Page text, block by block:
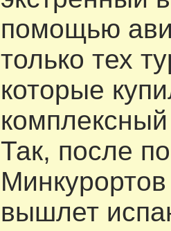
помощью
только тех
которые
комплексный
Так, после
вышлет